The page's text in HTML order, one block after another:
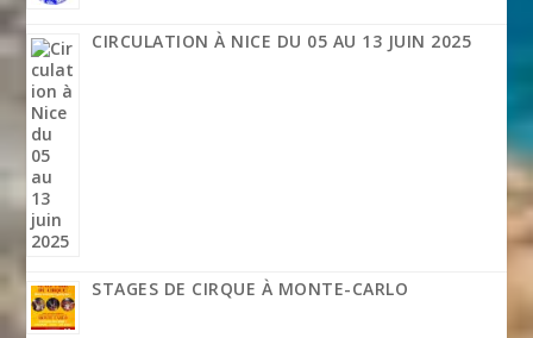
CIRCULATION À NICE DU 05 AU 13 JUIN 2025
STAGES DE CIRQUE À MONTE-CARLO